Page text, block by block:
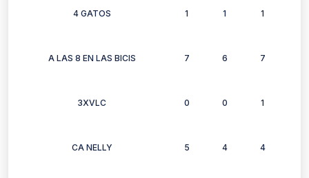
4 GATOS 1 1 1
A LAS 8 EN LAS BICIS 7 6 7
3XVLC 0 0 1
CA NELLY 5 4 4